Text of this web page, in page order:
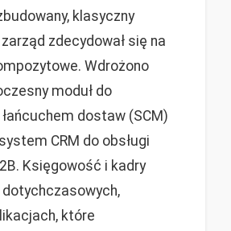
klasyczny
zarząd zdecydował się na
Wdrożono
moduł do
dostaw (SCM)
CRM do obsługi
Księgowość i kadry
dotychczasowych,
które